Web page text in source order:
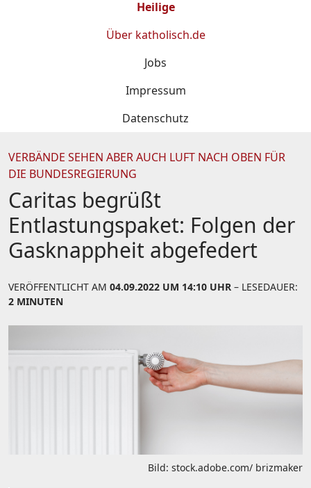
Heilige
Über katholisch.de
Jobs
Impressum
Datenschutz
VERBÄNDE SEHEN ABER AUCH LUFT NACH OBEN FÜR
DIE BUNDESREGIERUNG
Caritas begrüßt
Entlastungspaket: Folgen der
Gasknappheit abgefedert
VERÖFFENTLICHT AM 04.09.2022 UM 14:10 UHR – LESEDAUER:
2 MINUTEN
Bild: stock.adobe.com/ brizmaker